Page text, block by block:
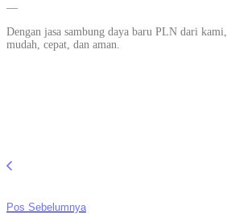
—
Dengan jasa sambung daya baru PLN dari
mudah, cepat, dan aman.
Pos Sebelumnya